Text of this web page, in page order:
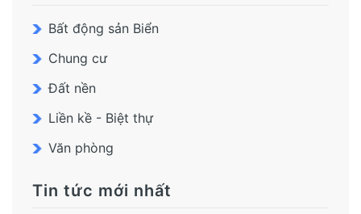
Bất động sản Biển
Chung cư
Đất nền
Liền kề - Biệt thự
Văn phòng
Tin tức mới nhất